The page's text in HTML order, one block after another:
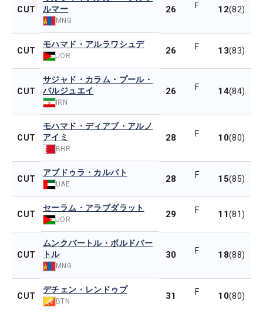
CUT
ルマー
MNG
26 F 12(82)
CUT
モハマド・アルラワシュデ
JOR 26 F 13(83)
CUT
サジャド・カラム・プール・
バルジュエイ
IRN
26 F 14(84)
CUT
モハマド・ディアブ・アルノ
アイミ
BHR
28 F 10(80)
CUT
アブドゥラ・カルバト
UAE 28 F 15(85)
CUT
セーラム・アラブダラット
JOR 29 F 11(81)
CUT
ムンクバートル・ボルドバー
トル
MNG
30 F 18(88)
CUT
デチェン・レンドゥプ
BTN 31 F 10(80)